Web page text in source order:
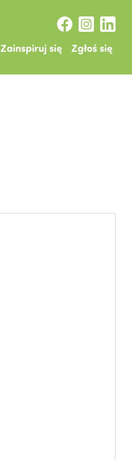
Zainspiruj się Zgłoś się